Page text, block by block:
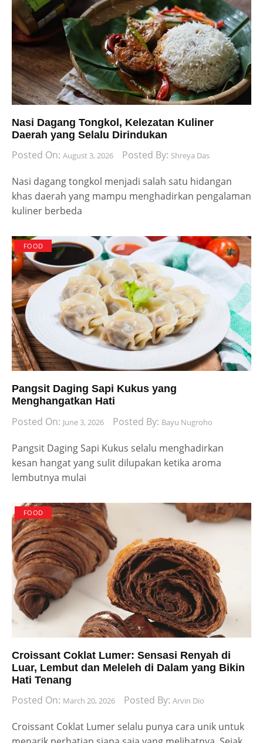
Nasi Dagang Tongkol, Kelezatan Kuliner
Daerah yang Selalu Dirindukan
Posted On: August 3, 2026 Posted By: Shreya Das
Nasi dagang tongkol menjadi salah satu hidangan
khas daerah yang mampu menghadirkan pengalaman
kuliner berbeda
FOOD
Pangsit Daging Sapi Kukus yang
Menghangatkan Hati
Posted On: June 3, 2026 Posted By: Bayu Nugroho
Pangsit Daging Sapi Kukus selalu menghadirkan
kesan hangat yang sulit dilupakan ketika aroma
lembutnya mulai
FOOD
Croissant Coklat Lumer: Sensasi Renyah di
Luar, Lembut dan Meleleh di Dalam yang Bikin
Hati Tenang
Posted On: March 20, 2026 Posted By: Arvin Dio
Croissant Coklat Lumer selalu punya cara unik untuk